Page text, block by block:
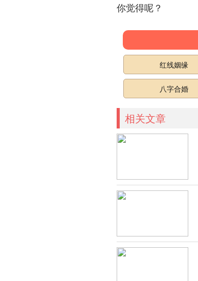
你觉得呢？
红线姻缘
八字合婚
相关文章